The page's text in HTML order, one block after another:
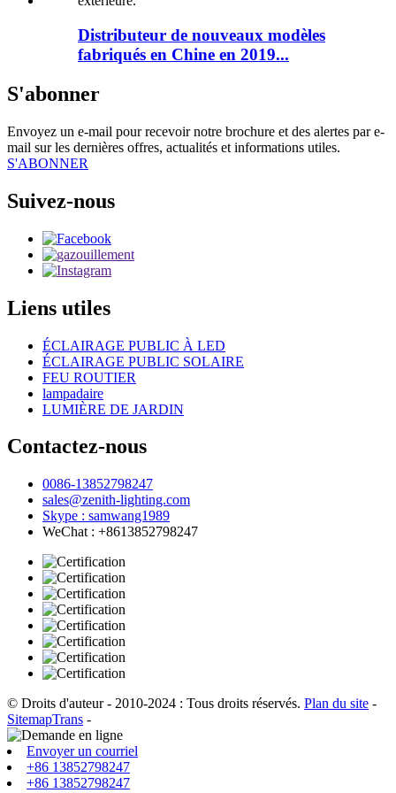
Distributeur de nouveaux modèles
fabriqués en Chine en 2019...
S'abonner
Envoyez un e-mail pour recevoir notre brochure et des alertes par e-
mail sur les dernières offres, actualités et informations utiles.
S'ABONNER
Suivez-nous
Liens utiles
ÉCLAIRAGE PUBLIC À LED
ÉCLAIRAGE PUBLIC SOLAIRE
FEU ROUTIER
lampadaire
LUMIÈRE DE JARDIN
Contactez-nous
0086-13852798247
sales@zenith-lighting.com
Skype : samwang1989
WeChat : +8613852798247
© Droits d'auteur - 2010-2024 : Tous droits réservés. Plan du site -
SitemapTrans -
Envoyer un courriel
+86 13852798247
+86 13852798247